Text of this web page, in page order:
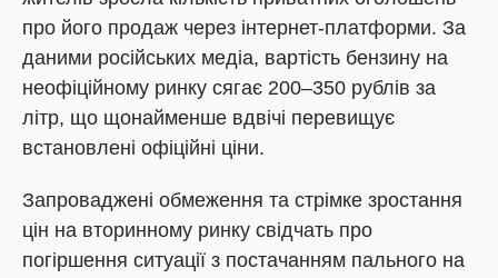
про його продаж через інтернет-платформи. За
даними російських медіа, вартість бензину на
неофіційному ринку сягає 200–350 рублів за
літр, що щонайменше вдвічі перевищує
встановлені офіційні ціни.
Запроваджені обмеження та стрімке зростання
цін на вторинному ринку свідчать про
погіршення ситуації з постачанням пального на